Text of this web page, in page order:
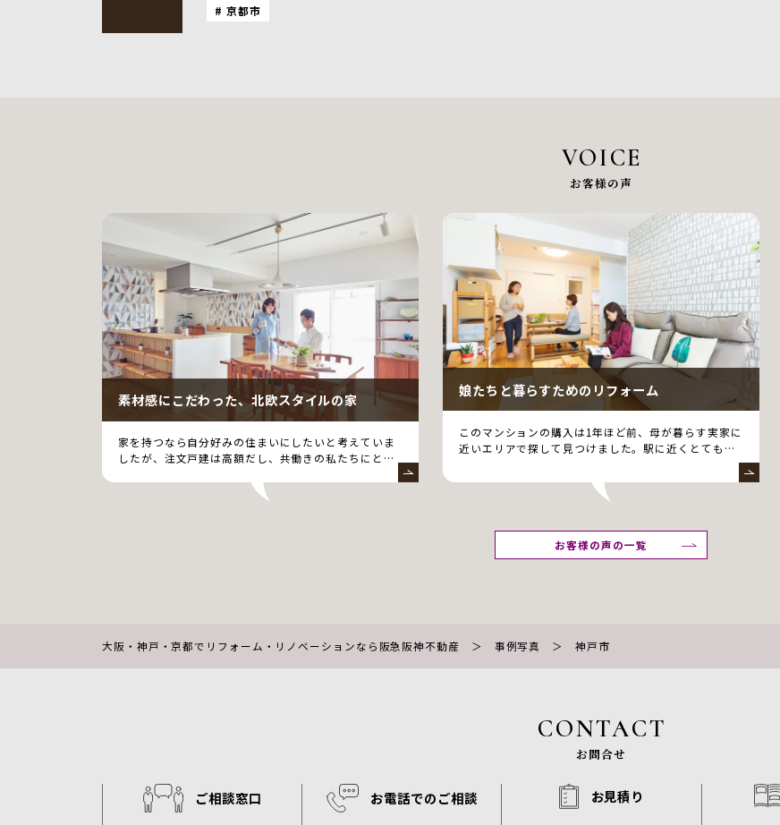
京都市
VOICE
お客様の声
素材感にこだわった、北欧スタイルの家
家を持つなら自分好みの住まいにしたいと考えていま
したが、注文戸建は高額だし、共働きの私たちにとっ
娘たちと暮らすためのリフォーム
このマンションの購入は1年ほど前、母が暮らす実家に
近いエリアで探して見つけました。駅に近くとても便
お客様の声の一覧
大阪・神戸・京都でリフォーム・リノベーションなら阪急阪神不動産 ＞ 事例写真 ＞ 神戸市
CONTACT
お問合せ
ご相談窓口 お電話でのご相談 お見積り